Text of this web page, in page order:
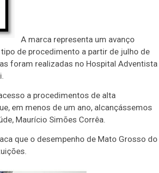
A marca representa um avanço
de procedimento a partir de julho de
foram realizadas no Hospital Adventista
a procedimentos de alta
em menos de um ano, alcançássemos
Maurício Simões Corrêa.
que o desempenho de Mato Grosso do